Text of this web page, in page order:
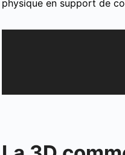
physique en support de